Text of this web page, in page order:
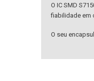
O IC SMD
fiabilidade em
O seu